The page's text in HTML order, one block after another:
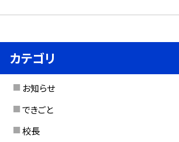
カテゴリ
お知らせ
できごと
校長